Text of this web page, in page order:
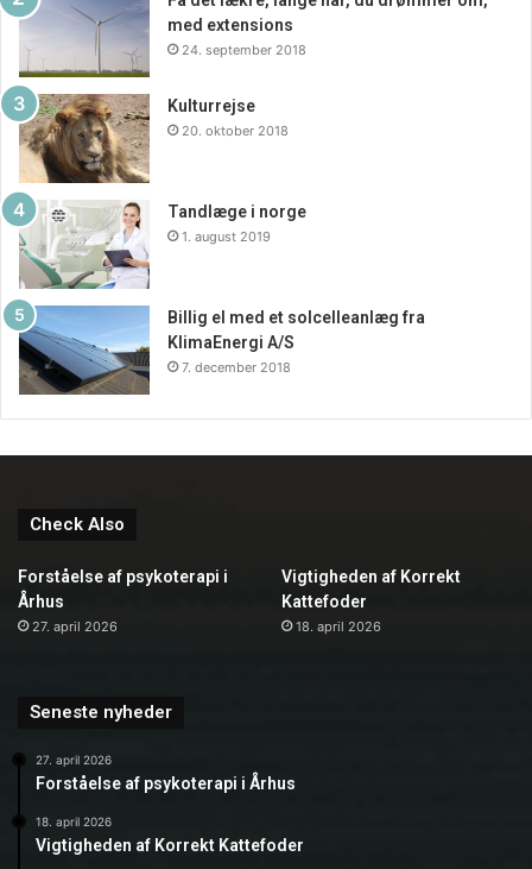
med extensions
24. september 2018
Kulturrejse
20. oktober 2018
Tandlæge i norge
1. august 2019
Billig el med et solcelleanlæg fra
KlimaEnergi A/S
7. december 2018
Check Also
Forståelse af psykoterapi i
Århus
27. april 2026
Vigtigheden af Korrekt
Kattefoder
18. april 2026
Seneste nyheder
27. april 2026
Forståelse af psykoterapi i Århus
18. april 2026
Vigtigheden af Korrekt Kattefoder